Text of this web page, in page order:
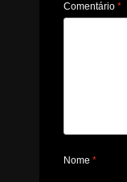
Comentário*
Nome*